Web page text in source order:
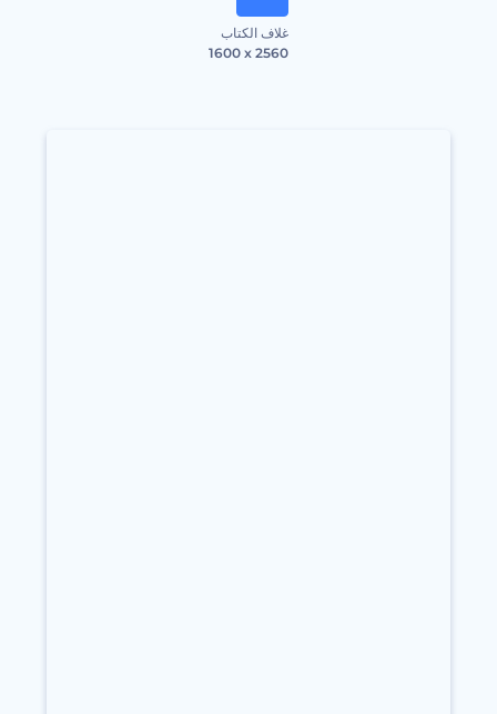
غلاف الكتاب
1600 x 2560